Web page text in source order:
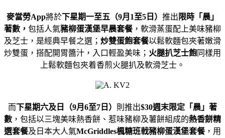
麥當勞App將於下星期一至五（9月 1至5 日） 推出 限時「晨」
著數， 包括人氣豬柳蛋漢堡早晨套餐， 軟滑蒸蛋配上美味豬柳
及芝士，是經典早餐之選； 炒雙蛋飽套餐以鬆軟麵包夾著嫩滑
炒雙蛋，搭配開胃醬汁，入口輕盈美味； 火腿扒芝士飽同樣用
上鬆軟麵包夾着香煎火腿扒及軟滑芝士。
而下星期六及日（9月 6至7 日） 則推出$30週末限定「晨」著
數 ，包括以三塊美味熱香餅、惹味豬柳及薯餅組成的熱香餅精
選套餐及日本大人氣McGriddles楓糖班戟豬柳蛋漢堡套餐， 用